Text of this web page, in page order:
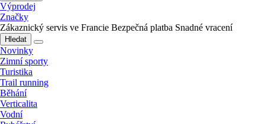
Výprodej
Značky
Zákaznický servis ve Francie Bezpečná platba Snadné vracení
Hledat
Novinky
Zimní sporty
Turistika
Trail running
Běhání
Verticalita
Vodní